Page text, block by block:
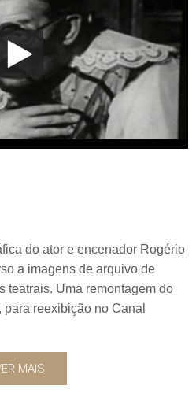
do ator e encenador Rogério
a imagens de arquivo de
teatrais. Uma remontagem do
reexibição no Canal
MAIS